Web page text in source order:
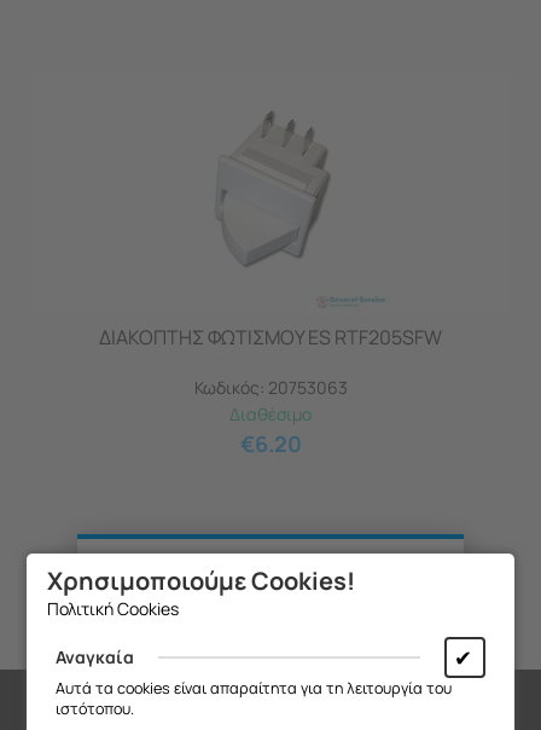
ΔΙΑΚΟΠΤΗΣ ΦΩΤΙΣΜΟΥ ES RTF205SFW
Κωδικός: 20753063
Διαθέσιμο
€6.20
Χρησιμοποιούμε Cookies!
Πολιτική Cookies
Αναγκαία ✔
Αυτά τα cookies είναι απαραίτητα για τη λειτουργία του
ιστότοπου.
Θα θέλαμε να σας ενημερώσουμε ότι
κλειστή από13/08 έως και 18/08,